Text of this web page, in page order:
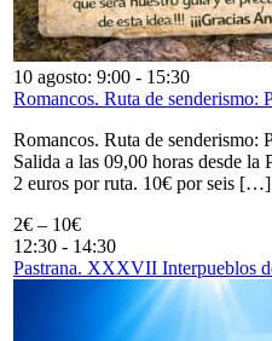
10 agosto: 9:00 - 15:30
Romancos. Ruta de senderismo:
Romancos. Ruta de senderismo:
Salida a las 09,00 horas desde la
2 euros por ruta. 10€ por seis […]
2€ – 10€
12:30 - 14:30
Pastrana. XXXVII Interpueblos